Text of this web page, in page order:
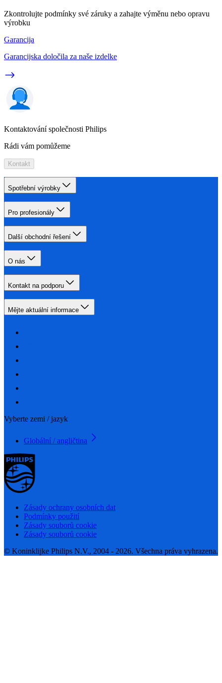
Zkontrolujte podmínky své záruky a zahajte výměnu nebo opravu
výrobku
Garancija
Garancijska določila za naše izdelke
Kontaktování společnosti Philips
Rádi vám pomůžeme
Kontakt
Spotřební výrobky
Pro profesionály
Další obchodní řešení
O nás
Kontakt na podporu
Mějte aktuální informace
Vyberte zemi / jazyk
Globální / angličtina
Zásady ochrany osobních dat
Podmínky použití
Zásady souborů cookie
Zásady souborů cookie
© Koninklijke Philips N.V., 2004 - 2026. Všechna práva vyhrazena.